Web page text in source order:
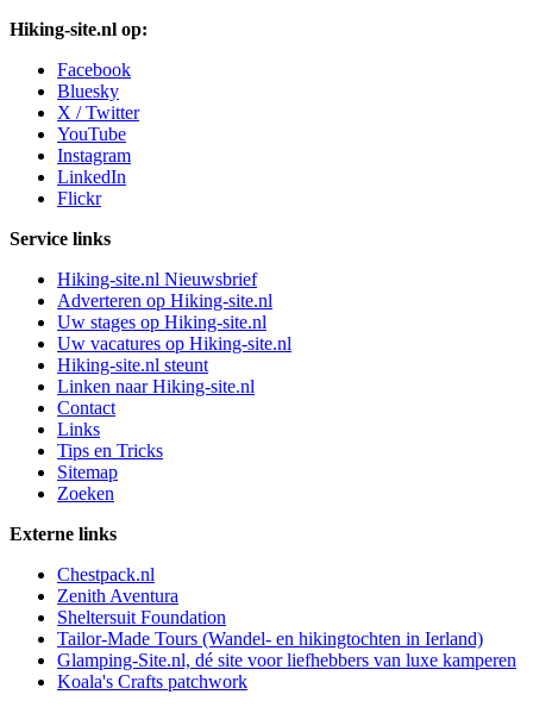
Hiking-site.nl op:
Facebook
Bluesky
X / Twitter
YouTube
Instagram
LinkedIn
Flickr
Service links
Hiking-site.nl Nieuwsbrief
Adverteren op Hiking-site.nl
Uw stages op Hiking-site.nl
Uw vacatures op Hiking-site.nl
Hiking-site.nl steunt
Linken naar Hiking-site.nl
Contact
Links
Tips en Tricks
Sitemap
Zoeken
Externe links
Chestpack.nl
Zenith Aventura
Sheltersuit Foundation
Tailor-Made Tours (Wandel- en hikingtochten in Ierland)
Glamping-Site.nl, dé site voor liefhebbers van luxe kamperen
Koala's Crafts patchwork